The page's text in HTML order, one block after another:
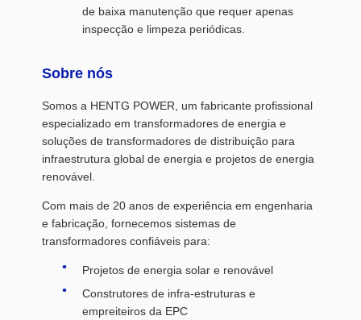
de baixa manutenção que requer apenas
inspecção e limpeza periódicas.
Sobre nós
Somos a HENTG POWER, um fabricante profissional
especializado em transformadores de energia e
soluções de transformadores de distribuição para
infraestrutura global de energia e projetos de energia
renovável.
Com mais de 20 anos de experiência em engenharia
e fabricação, fornecemos sistemas de
transformadores confiáveis para:
Projetos de energia solar e renovável
Construtores de infra-estruturas e
empreiteiros da EPC